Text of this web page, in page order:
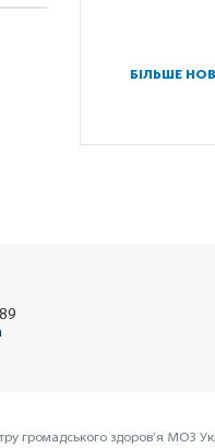
БІЛЬШЕ
громадського здоров’я МОЗ